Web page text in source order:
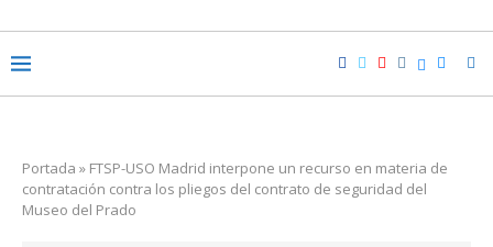
Portada » FTSP-USO Madrid interpone un recurso en materia de
contratación contra los pliegos del contrato de seguridad del
Museo del Prado